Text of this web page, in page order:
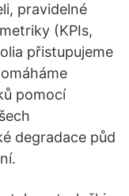
pravidelné
(KPIs,
přistupujeme
pomocí
degradace půd